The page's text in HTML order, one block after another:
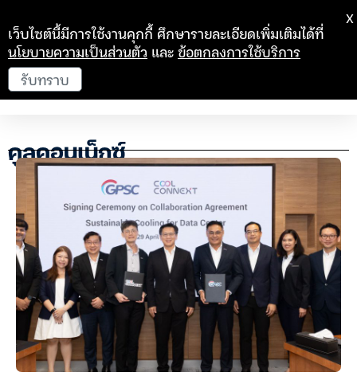
คูลคอนเน็กซ์
เว็บไซต์นี้มีการใช้งานคุกกี้ ศึกษารายละเอียดเพิ่มเติมได้ที่
นโยบายความเป็นส่วนตัว และข้อตกลงการใช้บริการ
รับทราบ
X